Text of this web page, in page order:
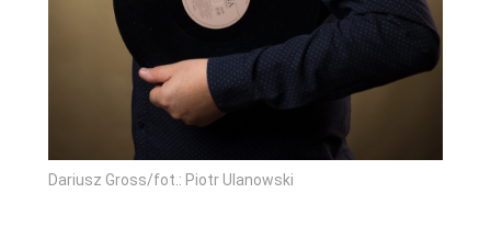
Dariusz Gross/fot.: Piotr Ulanowski